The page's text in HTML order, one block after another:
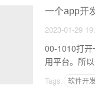
一个app开
2023-01-29
00-1010打开
用平台。所
Tags: 软件开